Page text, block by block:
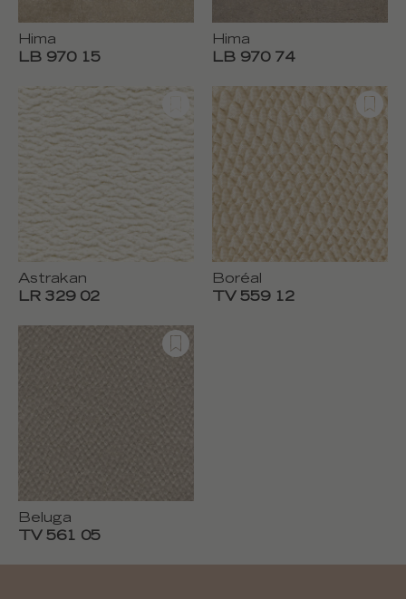
Hima
LB 970 15
Hima
LB 970 74
Astrakan
LR 329 02
Boréal
TV 559 12
Beluga
TV 561 05